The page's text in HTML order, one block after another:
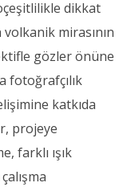
dikkat
mirasının
gözler önüne
fotoğrafçılık
katkıda
projeye
farklı ışık